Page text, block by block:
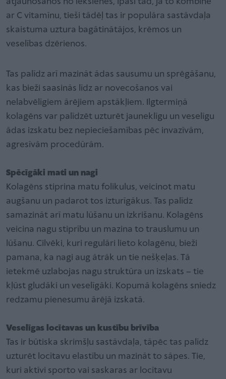
ar C vitamīnu, tieši tādēļ tas ir populāra sastāvdaļa
skaistuma uztura bagātinātājos, krēmos un
veselības dzērienos.
Tas palīdz arī mazināt ādas sausumu un sprēgāšanu,
kas bieži saasinās līdz ar novecošanos vai
nelabvēlīgiem ārējiem apstākļiem. Ilgtermiņā
kolagēns var palīdzēt uzturēt jauneklīgu un veselīgu
ādas izskatu bez nepieciešamības pēc invazīvām,
agresīvām procedūrām.
Spēcīgāki mati un nagi
Kolagēns stiprina matu folikulus, veicinot matu
augšanu un padarot tos izturīgākus. Tas palīdz
samazināt arī matu lūšanu un izkrišanu. Kolagēns
veicina nagu stiprību un mazina to trauslumu un
lūšanu. Cilvēki, kuri regulāri lieto kolagēnu, bieži
pamana, ka nagi aug ātrāk un tie nešķeļas. Tā
ietekmē uzlabojas nagu struktūra un izskats – tie
kļūst gludāki un veselīgāki. Kopumā kolagēns sniedz
redzamu pienesumu ārējā izskatā.
Veselīgas locītavas un kustību brīvība
Tas ir būtiska skrimšļu sastāvdaļa, tāpēc tas palīdz
uzturēt locītavu elastību un mazināt to sāpes. Tie,
kuri aktīvi sporto vai saskaras ar locītavu